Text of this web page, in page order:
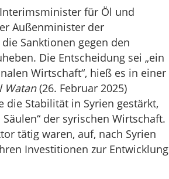
für Öl und
Außenminister der
Sanktionen gegen den
Die Entscheidung sei „ein
Wirtschaft“, hieß es in einer
Watan(26. Februar 2025)
Stabilität in Syrien gestärkt,
der syrischen Wirtschaft.
tätig waren, auf, nach Syrien
Investitionen zur Entwicklung